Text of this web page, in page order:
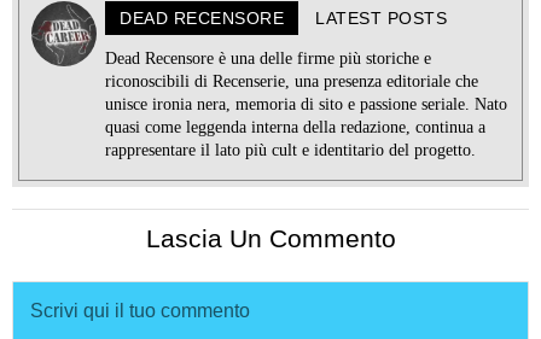
DEAD RECENSORE LATEST POSTS
Dead Recensore è una delle firme più storiche e
riconoscibili di Recenserie, una presenza editoriale che
unisce ironia nera, memoria di sito e passione seriale. Nato
quasi come leggenda interna della redazione, continua a
rappresentare il lato più cult e identitario del progetto.
Lascia Un Commento